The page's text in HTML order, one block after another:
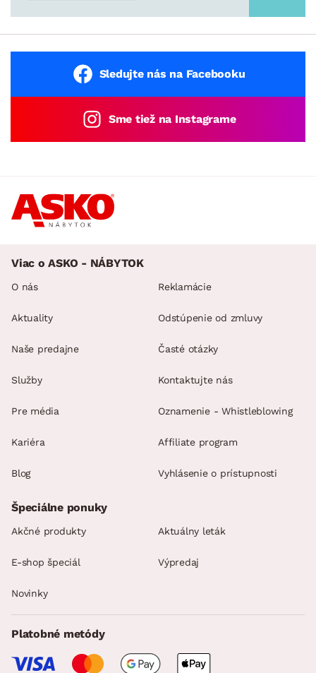
Sledujte nás na Facebooku
Sme tiež na Instagrame
Viac o ASKO - NÁBYTOK
O nás
Aktuality
Naše predajne
Služby
Pre média
Kariéra
Blog
Reklamácie
Odstúpenie od zmluvy
Časté otázky
Kontaktujte nás
Oznamenie - Whistleblowing
Affiliate program
Vyhlásenie o prístupnosti
Špeciálne ponuky
Akčné produkty Aktuálny leták
E-shop špeciál Výpredaj
Novinky
Platobné metódy